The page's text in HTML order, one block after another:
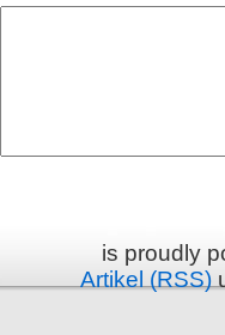
is proudly
Artikel (RSS)